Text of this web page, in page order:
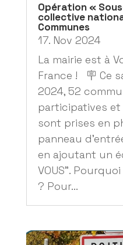
Opération «
collective
Communes
17. Nov 2024
La mairie est à
France ! 🪧 Ce
2024, 52
participatives et
sont prises en
panneau
en ajoutant un
VOUS”.
? Pour...